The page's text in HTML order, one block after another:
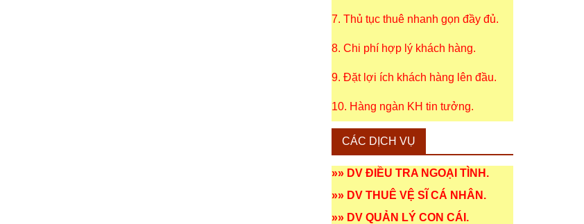
7. Thủ tục thuê nhanh gọn đầy đủ.
8. Chi phí hợp lý khách hàng.
9. Đặt lợi ích khách hàng lên đầu.
10. Hàng ngàn KH tin tưởng.
CÁC DỊCH VỤ
»» DV ĐIỀU TRA NGOẠI TÌNH .
»» DV THUÊ VỆ SĨ CÁ NHÂN .
»» DV QUẢN LÝ CON CÁI .